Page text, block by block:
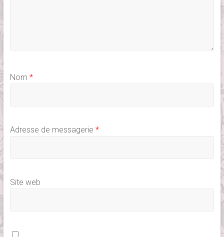
Nom *
Adresse de messagerie *
Site web